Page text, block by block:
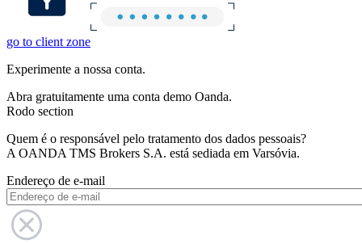
go to client zone
Experimente a nossa conta.
Abra gratuitamente uma conta demo Oanda.
Rodo section
Quem é o responsável pelo tratamento dos dados pessoais?
A OANDA TMS Brokers S.A. está sediada em Varsóvia.
Endereço de e-mail